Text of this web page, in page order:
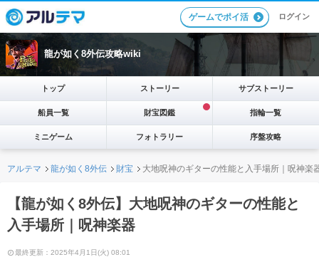
ゲームでポイ活 ログイン
龍が如く8外伝攻略wiki
トップ ストーリー サブストーリー
船員一覧 財宝図鑑 指輪一覧
ミニゲーム フォトラリー 序盤攻略
アルテマ 龍が如く8外伝 財宝 大地呪神のギターの性能と入手場所｜呪神楽
【龍が如く8外伝】大地呪神のギターの性能と
入手場所｜呪神楽器
最終更新：2025年4月1日(火) 08:01